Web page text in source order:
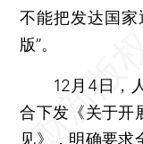
不能把发达国家
版”。
12月4日，人
合下发《关于开
见》，明确要求